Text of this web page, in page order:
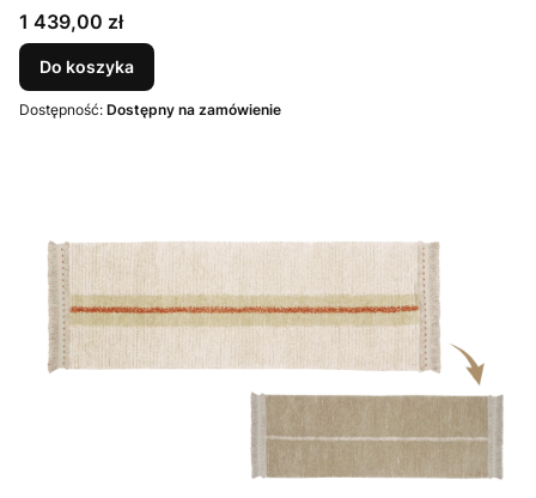
Cena
1 439,00 zł
Do koszyka
Dostępność: Dostępny na zamówienie